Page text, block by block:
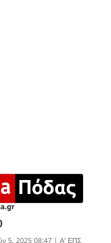
5, 2025 08:47| Α' ΕΠΣ